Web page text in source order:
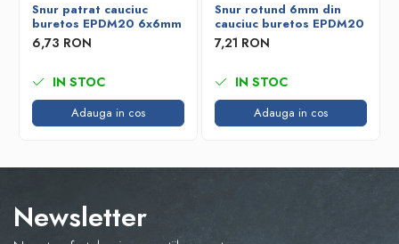
Snur patrat cauciuc
buretos EPDM20 6x6mm
6,73 RON
IN STOC
Adauga in cos
Snur rotund 6mm din
cauciuc buretos EPDM20
7,21 RON
IN STOC
Adauga in cos
Newsletter